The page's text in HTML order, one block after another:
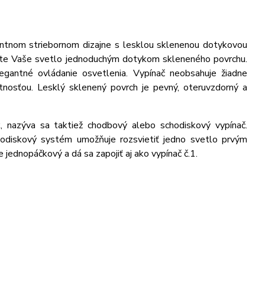
striebornom dizajne s lesklou sklenenou dotykovou
Vaše svetlo jednoduchým dotykom skleneného povrchu.
ovládanie osvetlenia. Vypínač neobsahuje žiadne
Lesklý sklenený povrch je pevný, oteruvzdorný a
sa taktiež chodbový alebo schodiskový vypínač.
systém umožňuje rozsvietiť jedno svetlo prvým
a dá sa zapojiť aj ako vypínač č.1.